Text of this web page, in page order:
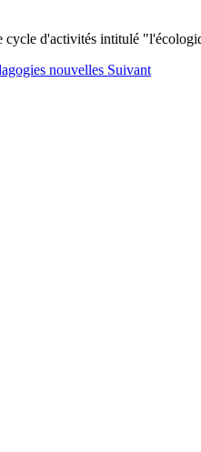
cycle d'activités intitulé
nouvelles Suivant